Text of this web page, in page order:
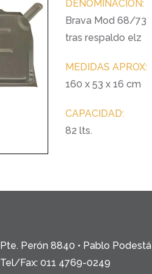
DENOMINACIÓN:
Brava Mod 68/73
tras respaldo elz
MEDIDAS APROX:
160 x 53 x 16 cm
CAPACIDAD:
82 lts.
Pte. Perón 8840 • Pablo Podestá
Tel/Fax: 011 4769-0249